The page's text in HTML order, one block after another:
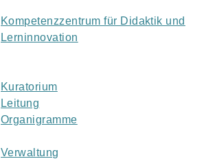
Kompetenzzentrum für Didaktik und
Lerninnovation
Kuratorium
Leitung
Organigramme
Verwaltung